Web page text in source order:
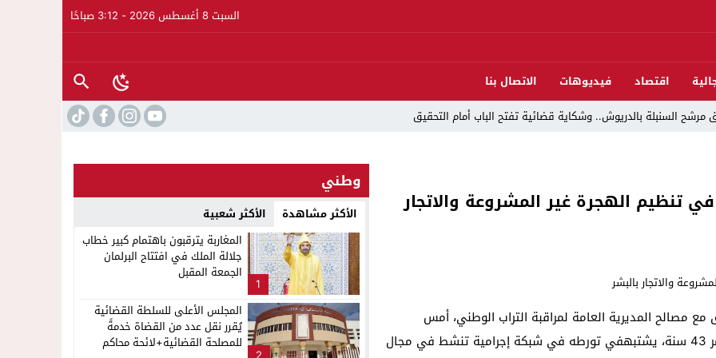
السبت 8 أغسطس 2026 - 3:12 صباحًا
اقتصاد فيديوهات
الاتصال بنا
السنبلة بالدريوش.. وشكاية قضائية تفتح الباب أمام التحقيق
واليوم الوطني للمهاجر بحفل وطني بالناظور
اندلاع حريق داخل ضيعة فلاحية
مارشيكا يعلقون احتجاجهم ويختارون الحوار خدمةً لمصلحة الإقليم
الهجرة غير المشروعة والاتجار
مصالح المديرية العامة لمراقبة التراب الوطني، أمس
الخميس 20 فبراير الجاري، منتوقيف شخص يبلغ من العمر 43 سنة، يشتبهفي تورطه في شبكة إجرامية تنشط في مجال
وطني
الأكثر مشاهدة الأكثر شعبية
1
المغاربة يترقبون باهتمام كبير خطاب
جلالة الملك في افتتاح البرلمان
الجمعة المقبل
المجلس الأعلى للسلطة القضائية
يُقرر نقل عدد من القضاة خدمةً
للمصلحة القضائية+لائحة محاكم